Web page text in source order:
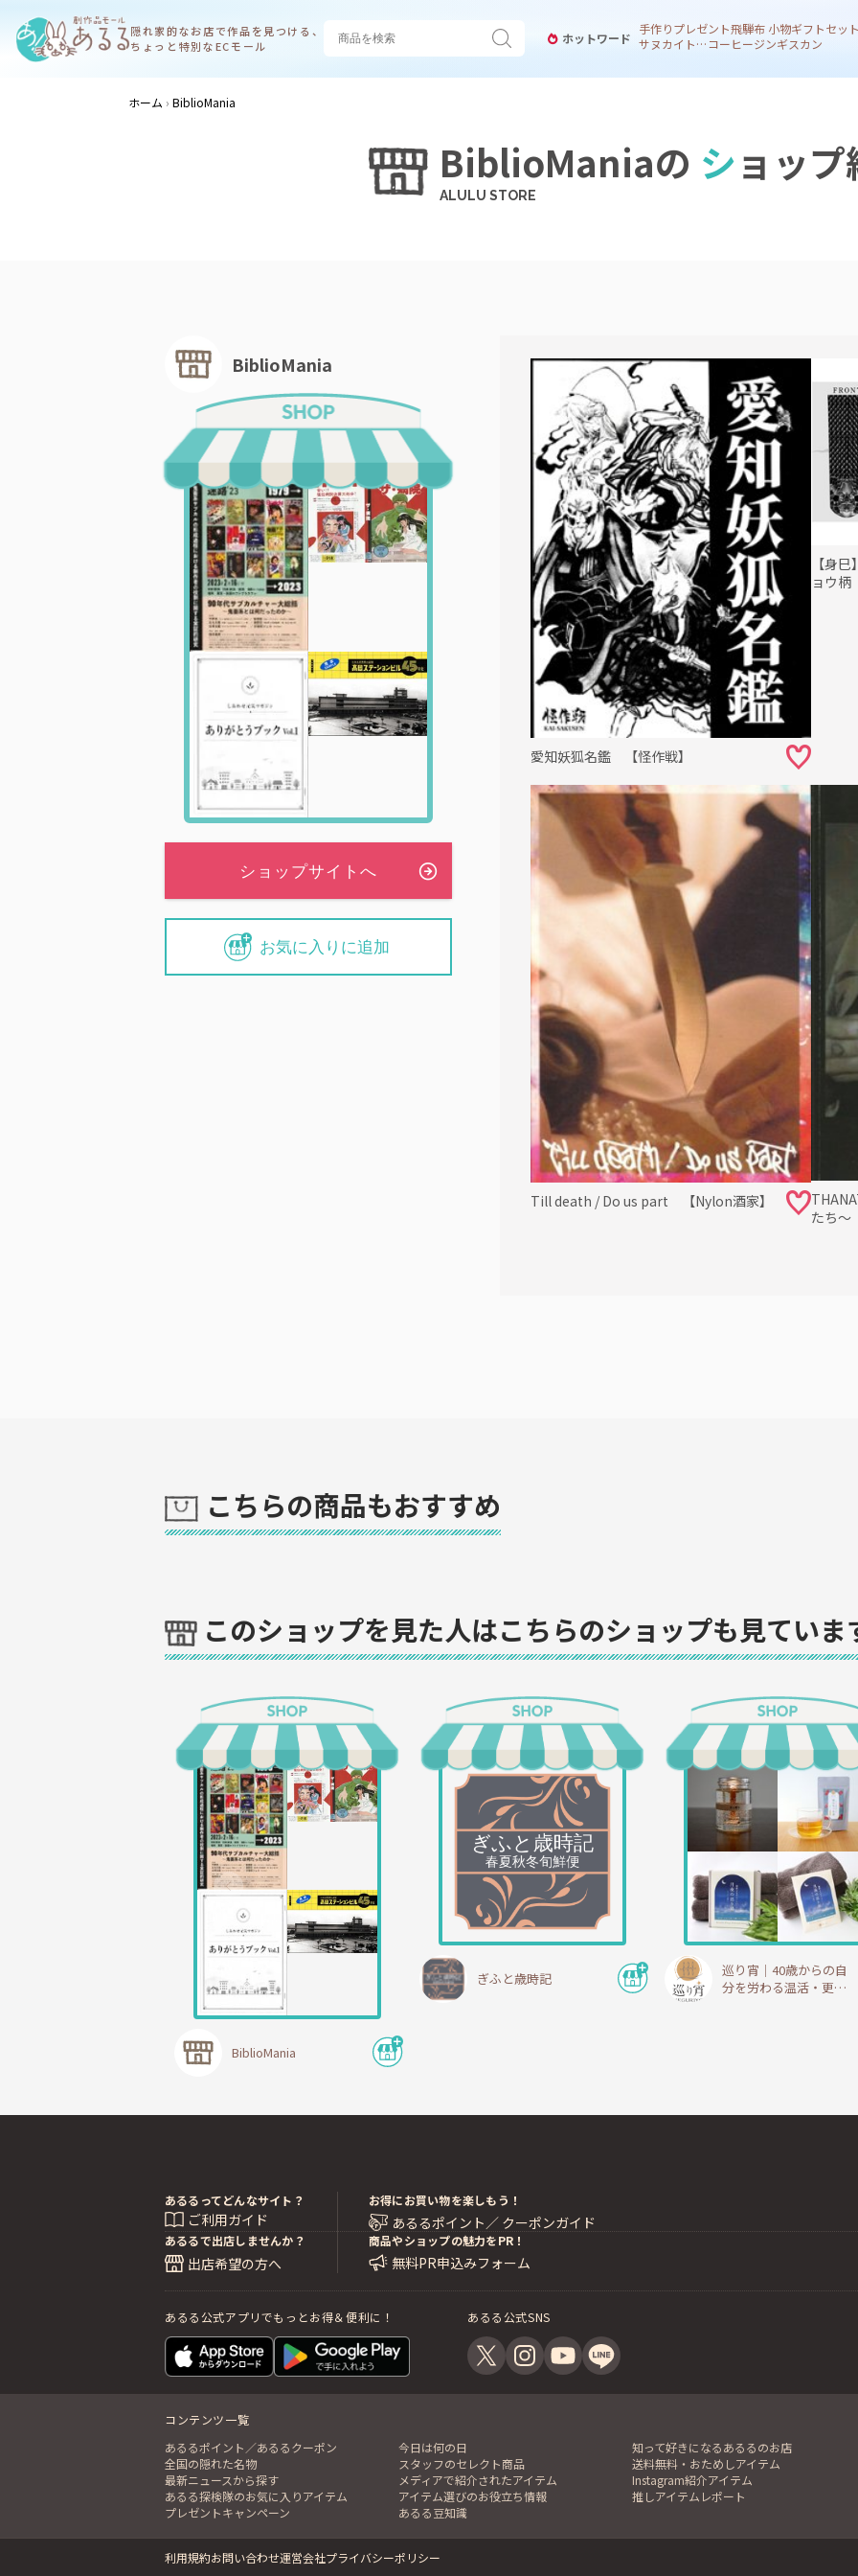
隠れ家的なお店で作品を見つける、
ちょっと特別なECモール
ホットワード
手作りプレゼント飛騨布 小物ギフトセッ
サヌカイト 風鈴コーヒージンギスカン
ホーム BiblioMania
BiblioManiaの ショッ
BiblioMania
お気に入りに追加
愛知妖狐名鑑 【怪作戦】
【身
ョウ
Till death / Do us part 【Nylon酒家】
たち～
こちらの商品もおすすめ
このショップを見た人はこちらのショップも見ていま
BiblioMania
ぎふと歳時記
巡り宵｜40歳からの自
分を労わる温活・更年
あるるってどんなサイト？
ご利用ガイド
お得にお買い物を楽しもう！
あるるポイント／ クーポンガイド
あるるで出店しませんか？
出店希望の方へ
商品やショップの魅力をPR！
無料PR申込みフォーム
あるる公式アプリでもっとお得＆便利に！ あるる公式SNS
コンテンツ一覧
あるるポイント／あるるクーポン
今日は何の日
知って好きになるあるるのお店
全国の隠れた名物
スタッフのセレクト商品
送料無料・おためしアイテム
最新ニュースから探す
メディアで紹介されたアイテム
Instagram紹介アイテム
あるる探検隊のお気に入りアイテム
アイテム選びのお役立ち情報
推しアイテムレポート
プレゼントキャンペーン
あるる豆知識
利用規約お問い合わせ運営会社プライバシーポリシー